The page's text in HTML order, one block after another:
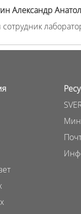
Александр